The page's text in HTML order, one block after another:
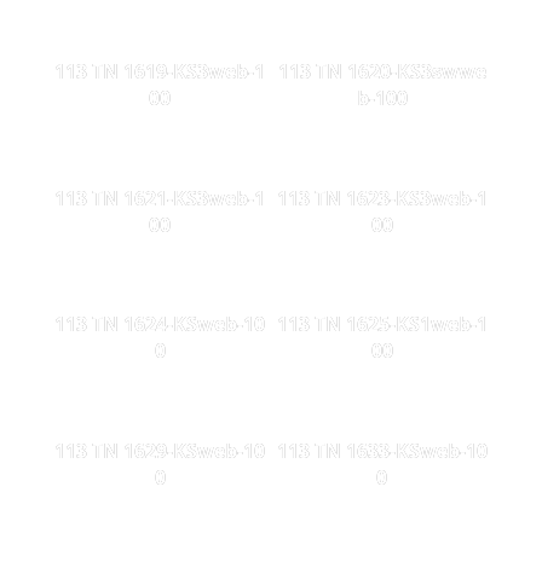
113 TN 1619-KS3web-1
00
113 TN 1620-KS3swwe
b-100
113 TN 1621-KS3web-1
00
113 TN 1623-KS3web-1
00
113 TN 1624-KSweb-10
0
113 TN 1625-KS1web-1
00
113 TN 1629-KSweb-10
0
113 TN 1633-KSweb-10
0